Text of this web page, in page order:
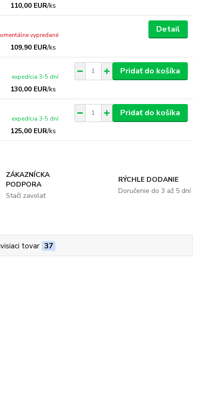
110,00 EUR/ks
109,90 EUR/ks
vypredané
Detail
130,00 EUR/ks
expedícia 3-5 dní
Pridať do košíka
125,00 EUR/ks
expedícia 3-5 dní
Pridať do košíka
ZÁKAZNÍCKA
PODPORA
Stačí zavolať
RÝCHLE DODANIE
Doručenie do 3 až 5 dní
tovar 37